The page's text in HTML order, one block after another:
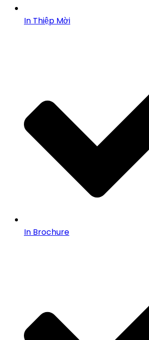
In Thiệp Mời
In Brochure